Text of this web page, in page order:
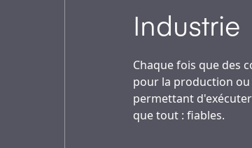
Industrie
Chaque fois que des
pour la production ou
permettant
que tout : fiables.